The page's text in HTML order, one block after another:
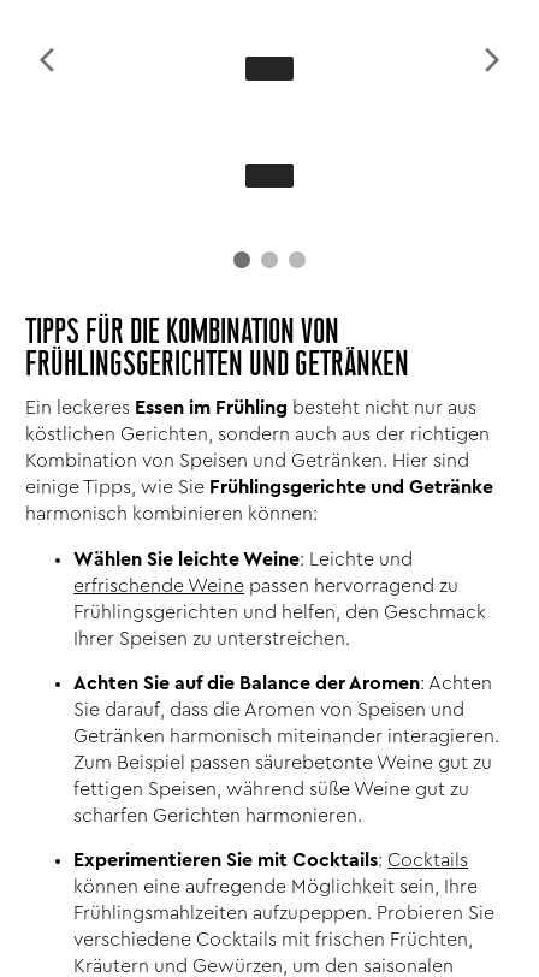
TIPPS FÜR DIE KOMBINATION VON
FRÜHLINGSGERICHTEN UND GETRÄNKEN
Ein leckeres Essen im Frühling besteht nicht nur aus
köstlichen Gerichten, sondern auch aus der richtigen
Kombination von Speisen und Getränken. Hier sind
einige Tipps, wie Sie Frühlingsgerichte und Getränke
harmonisch kombinieren können:
Wählen Sie leichte Weine: Leichte und
erfrischende Weine passen hervorragend zu
Frühlingsgerichten und helfen, den Geschmack
Ihrer Speisen zu unterstreichen.
Achten Sie auf die Balance der Aromen: Achten
Sie darauf, dass die Aromen von Speisen und
Getränken harmonisch miteinander interagieren.
Zum Beispiel passen säurebetonte Weine gut zu
fettigen Speisen, während süße Weine gut zu
scharfen Gerichten harmonieren.
Experimentieren Sie mit Cocktails:Cocktails
können eine aufregende Möglichkeit sein, Ihre
Frühlingsmahlzeiten aufzupeppen. Probieren Sie
verschiedene Cocktails mit frischen Früchten,
Kräutern und Gewürzen, um den saisonalen